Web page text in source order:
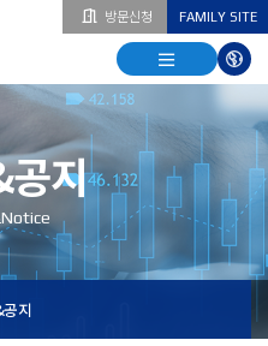
방문신청 FAMILY SITE
열기
열기
다국어
열기
지
지